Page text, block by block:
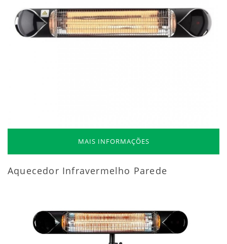
MAIS INFORMAÇÕES
Aquecedor Infravermelho Parede